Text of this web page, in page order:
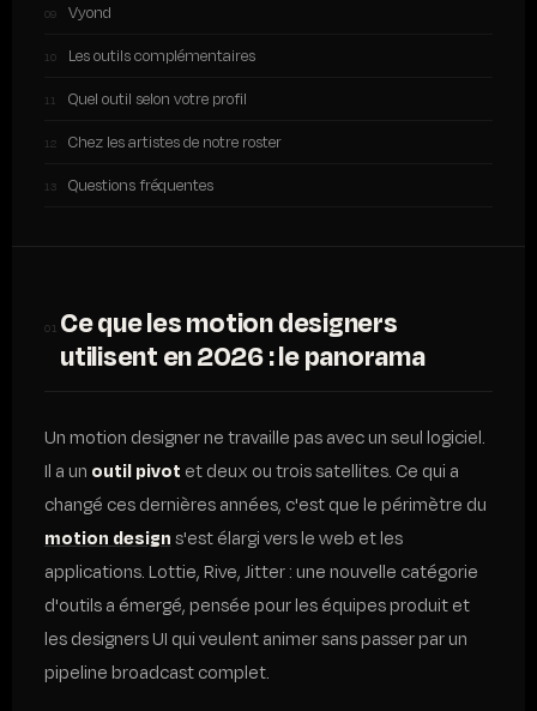
Vyond
Les outils complémentaires
Quel outil selon votre profil
Chez les artistes de notre roster
Questions fréquentes
01 Ce que les motion designers
utilisent en 2026 : le panorama
Un motion designer ne travaille pas avec un seul logiciel.
Il a un outil pivot et deux ou trois satellites. Ce qui a
changé ces dernières années, c'est que le périmètre du
motion designs'est élargi vers le web et les
applications. Lottie, Rive, Jitter : une nouvelle catégorie
d'outils a émergé, pensée pour les équipes produit et
les designers UI qui veulent animer sans passer par un
pipeline broadcast complet.